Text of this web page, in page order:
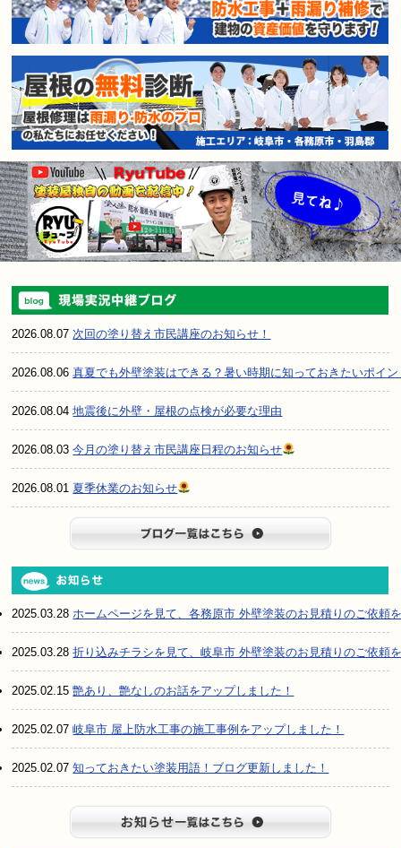
2026.08.07次回の塗り替え市民講座のお知らせ！
2026.08.06真夏でも外壁塗装はできる？暑い時期に知っておきたいポイン
2026.08.04地震後に外壁・屋根の点検が必要な理由
2026.08.03今月の塗り替え市民講座日程のお知らせ
2026.08.01 夏季休業のお知らせ
2025.03.28ホームページを見て、各務原市 外壁塗装のお見積りのご依頼
2025.03.28折り込みチラシを見て、岐阜市 外壁塗装のお見積りのご依頼
2025.02.15艶あり、艶なしのお話をアップしました！
2025.02.07岐阜市 屋上防水工事の施工事例をアップしました！
2025.02.07知っておきたい塗装用語！ブログ更新しました！